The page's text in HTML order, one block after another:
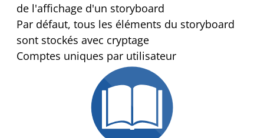
de l'affichage d'un storyboard
Par défaut, tous les éléments du storyboard
sont stockés avec cryptage
Comptes uniques par utilisateur